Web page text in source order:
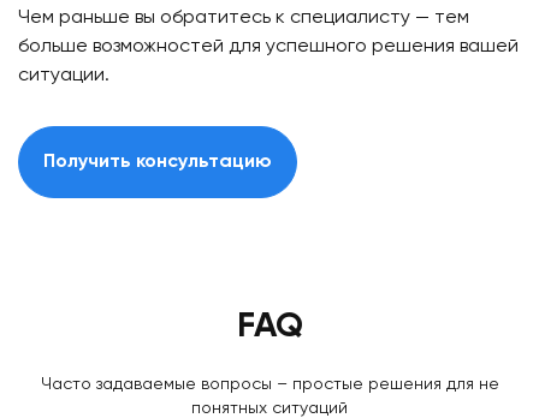
Чем раньше вы обратитесь к специалисту — тем
больше возможностей для успешного решения вашей
ситуации.
Получить консультацию
FAQ
Часто задаваемые вопросы – простые решения для не
понятных ситуаций